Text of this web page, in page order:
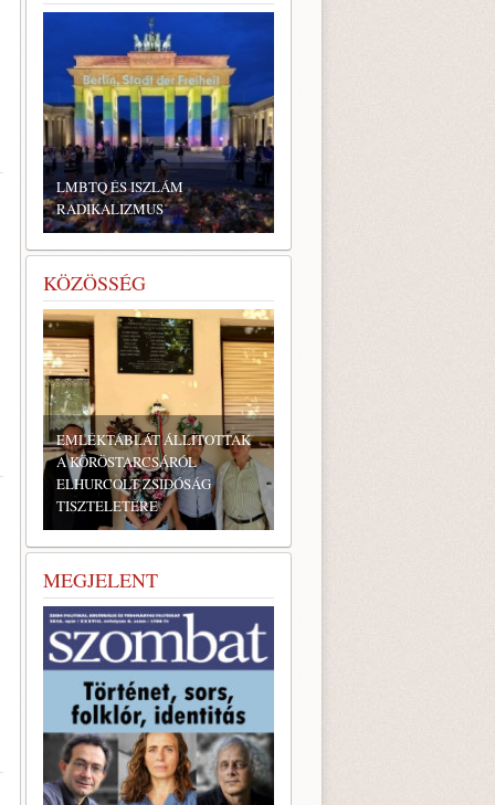
LMBTQ ÉS ISZLÁM
RADIKALIZMUS
KÖZÖSSÉG
EMLÉKTÁBLÁT ÁLLÍTOTTAK
A KÖRÖSTARCSÁRÓL
ELHURCOLT ZSIDÓSÁG
TISZTELETÉRE
MEGJELENT